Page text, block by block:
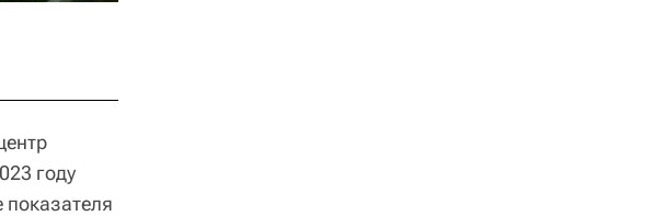
году